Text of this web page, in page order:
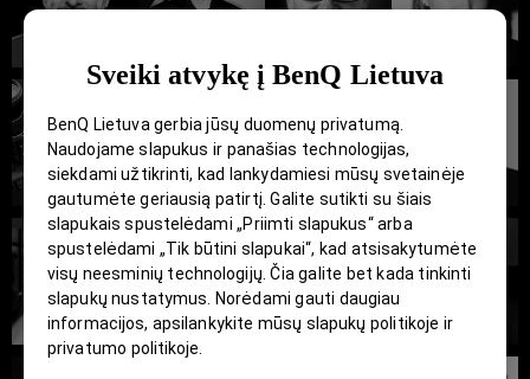
Sveiki atvykę į BenQ Lietuva
BenQ Lietuva gerbia jūsų duomenų privatumą.
Naudojame slapukus ir panašias technologijas,
siekdami užtikrinti, kad lankydamiesi mūsų svetainėje
gautumėte geriausią patirtį. Galite sutikti su šiais
slapukais spustelėdami „Priimti slapukus“ arba
spustelėdami „Tik būtini slapukai“, kad atsisakytumėte
visų neesminių technologijų. Čia galite bet kada tinkinti
slapukų nustatymus. Norėdami gauti daugiau
informacijos, apsilankykite mūsų slapukų politikoje ir
privatumo politikoje.